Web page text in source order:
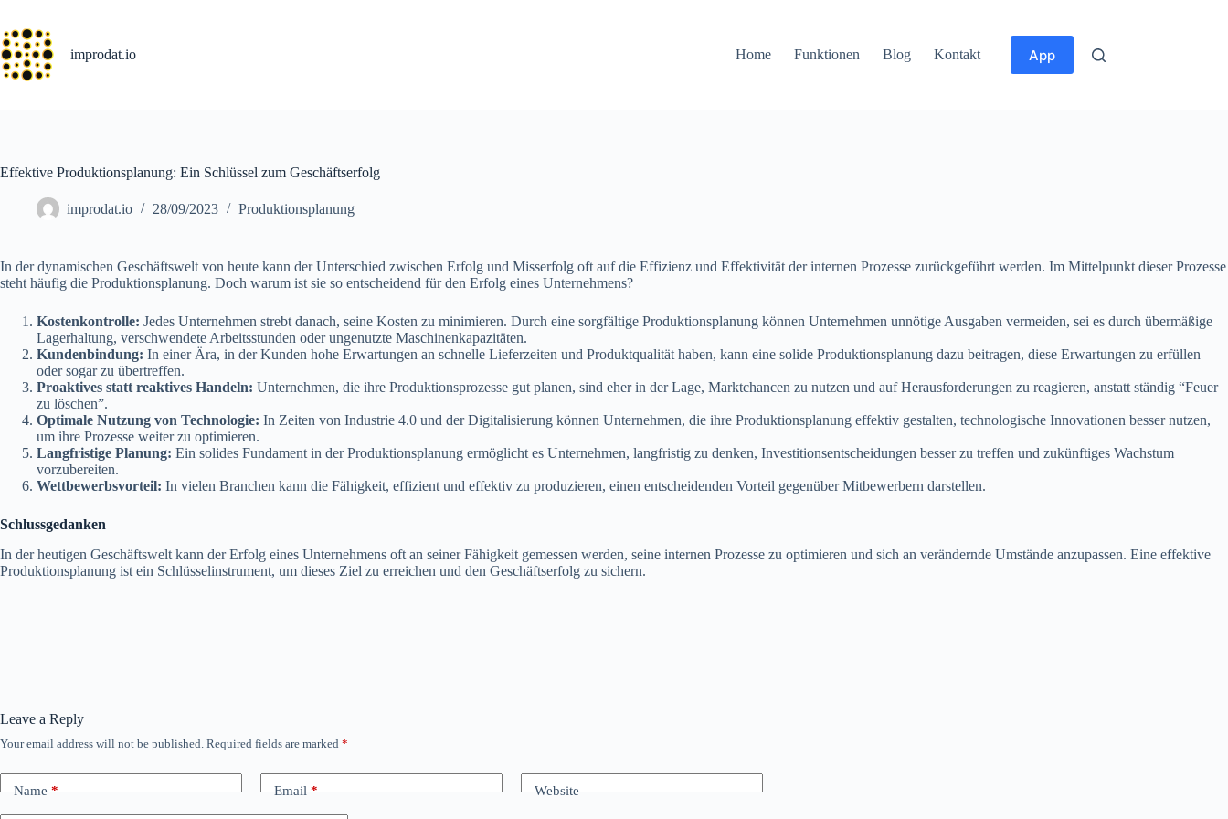
content
improdat.io
Home Funktionen Blog Kontakt App
Effektive Produktionsplanung: Ein Schlüssel zum Geschäftserfolg
improdat.io 28/09/2023 Produktionsplanung
In der dynamischen Geschäftswelt von heute kann der Unterschied zwischen Erfolg und Misserfolg oft auf die Effizienz und Effektivität der internen Prozesse zurückgeführt werden. Im Mittelpunkt dieser Prozesse
steht häufig die Produktionsplanung. Doch warum ist sie so entscheidend für den Erfolg eines Unternehmens?
Kostenkontrolle: Jedes Unternehmen strebt danach, seine Kosten zu minimieren. Durch eine sorgfältige Produktionsplanung können Unternehmen unnötige Ausgaben vermeiden, sei es durch übermäßige
Lagerhaltung, verschwendete Arbeitsstunden oder ungenutzte Maschinenkapazitäten.
Kundenbindung: In einer Ära, in der Kunden hohe Erwartungen an schnelle Lieferzeiten und Produktqualität haben, kann eine solide Produktionsplanung dazu beitragen, diese Erwartungen zu erfüllen
oder sogar zu übertreffen.
Proaktives statt reaktives Handeln: Unternehmen, die ihre Produktionsprozesse gut planen, sind eher in der Lage, Marktchancen zu nutzen und auf Herausforderungen zu reagieren, anstatt ständig “Feuer
zu löschen”.
Optimale Nutzung von Technologie: In Zeiten von Industrie 4.0 und der Digitalisierung können Unternehmen, die ihre Produktionsplanung effektiv gestalten, technologische Innovationen besser nutzen,
um ihre Prozesse weiter zu optimieren.
Langfristige Planung: Ein solides Fundament in der Produktionsplanung ermöglicht es Unternehmen, langfristig zu denken, Investitionsentscheidungen besser zu treffen und zukünftiges Wachstum
vorzubereiten.
Wettbewerbsvorteil: In vielen Branchen kann die Fähigkeit, effizient und effektiv zu produzieren, einen entscheidenden Vorteil gegenüber Mitbewerbern darstellen.
Schlussgedanken
In der heutigen Geschäftswelt kann der Erfolg eines Unternehmens oft an seiner Fähigkeit gemessen werden, seine internen Prozesse zu optimieren und sich an verändernde Umstände anzupassen. Eine effektive
Produktionsplanung ist ein Schlüsselinstrument, um dieses Ziel zu erreichen und den Geschäftserfolg zu sichern.
Leave a Reply
Your email address will not be published. Required fields are marked *
Name* Email* Website